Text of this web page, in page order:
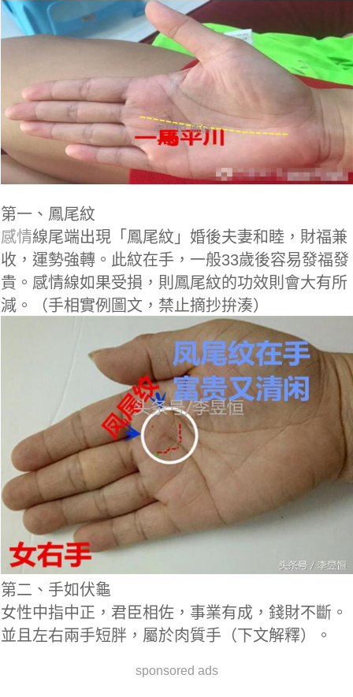
第一、鳳尾紋
感情線尾端出現「鳳尾紋」婚後夫妻和睦，財福兼
收，運勢強轉。此紋在手，一般33歲後容易發福發
貴。感情線如果受損，則鳳尾紋的功效則會大有所
減。（手相實例圖文，禁止摘抄拚湊）
第二、手如伏龜
女性中指中正，君臣相佐，事業有成，錢財不斷。
並且左右兩手短胖，屬於肉質手（下文解釋）。
sponsored ads